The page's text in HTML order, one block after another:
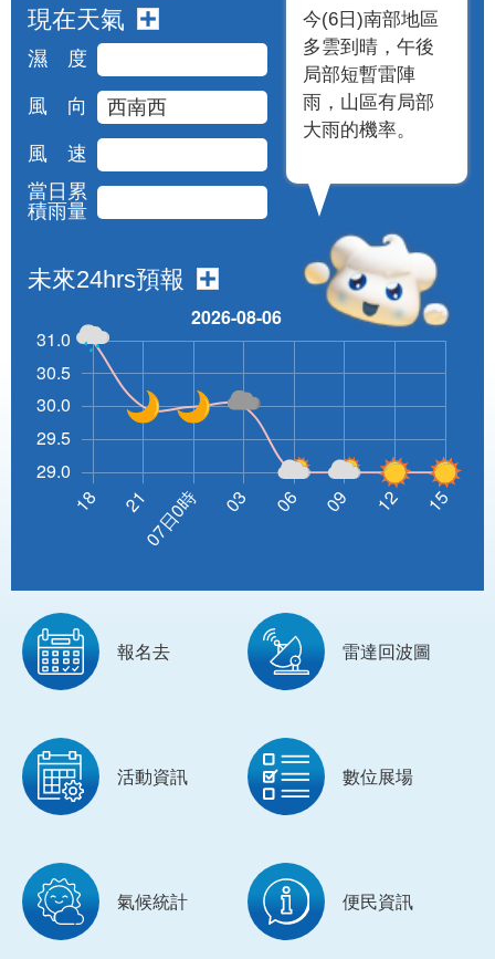
現在天氣
濕 度
風 向 西南西
風 速
當日累
積雨量
未來24hrs預報
今(6日)南部地區
多雲到晴，午後
局部短暫雷陣
雨，山區有局部
大雨的機率。
報名去 雷達回波圖
活動資訊 數位展場
氣候統計 便民資訊